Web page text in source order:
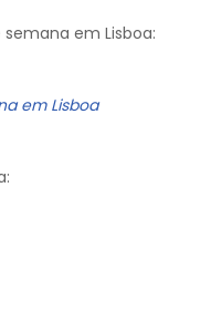
em Lisboa:
em Lisboa